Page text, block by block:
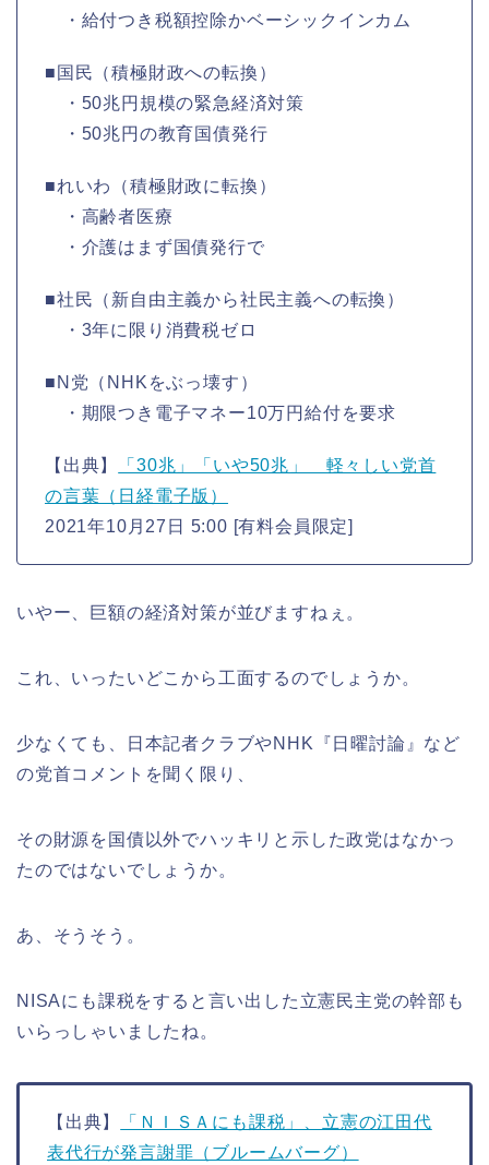
・給付つき税額控除かベーシックインカム
■国民（積極財政への転換）
・50兆円規模の緊急経済対策
・50兆円の教育国債発行
■れいわ（積極財政に転換）
・高齢者医療
・介護はまず国債発行で
■社民（新自由主義から社民主義への転換）
・3年に限り消費税ゼロ
■N党（NHKをぶっ壊す）
・期限つき電子マネー10万円給付を要求
【出典】
「30兆」「いや50兆」 軽々しい党首
の言葉（日経電子版）
2021年10月27日 5:00 [有料会員限定]
いやー、巨額の経済対策が並びますねぇ。
これ、いったいどこから工面するのでしょうか。
少なくても、日本記者クラブやNHK『日曜討論』など
の党首コメントを聞く限り、
その財源を国債以外でハッキリと示した政党はなかっ
たのではないでしょうか。
あ、そうそう。
NISAにも課税をすると言い出した立憲民主党の幹部も
いらっしゃいましたね。
【出典】
「ＮＩＳＡにも課税」、立憲の江田代
表代行が発言謝罪（ブルームバーグ）